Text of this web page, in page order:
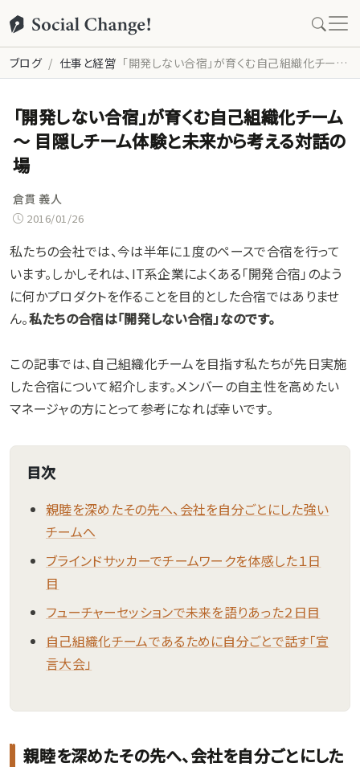
ブログ 仕事と経営 「開発しない合宿」が育くむ自己組織化チーム 〜 目隠しチーム体験と未来から考える対話の場
「開発しない合宿」が育くむ自己組織化チーム
〜 目隠しチーム体験と未来から考える対話の
場
倉貫 義人
2016/01/26
私たちの会社では、今は半年に１度のペースで合宿を行って
います。しかしそれは、IT系企業によくある「開発合宿」のよう
に何かプロダクトを作ることを目的とした合宿ではありませ
ん。私たちの合宿は「開発しない合宿」なのです。
この記事では、自己組織化チームを目指す私たちが先日実施
した合宿について紹介します。メンバーの自主性を高めたい
マネージャの方にとって参考になれば幸いです。
目次
親睦を深めたその先へ、会社を自分ごとにした強い
チームへ
ブラインドサッカーでチームワークを体感した１日
目
フューチャーセッションで未来を語りあった２日目
自己組織化チームであるために自分ごとで話す「宣
言大会」
親睦を深めたその先へ、会社を自分ごとにした